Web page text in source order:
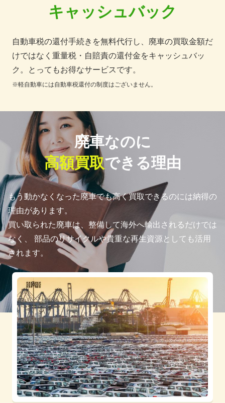
キャッシュバック
自動車税の還付手続きを無料代行し、廃車の買取金額だ
けではなく重量税・自賠責の還付金をキャッシュバッ
ク。とってもお得なサービスです。
※軽自動車には自動車税還付の制度はございません。
廃車なのに
高額買取できる理由
もう動かなくなった廃車でも高く買取できるのには納得の
理由があります。
買い取られた廃車は、整備して海外へ輸出されるだけでは
なく、
部品のリサイクルや貴重な再生資源としても活用
されます。